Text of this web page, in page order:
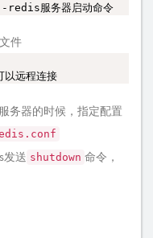
服务器启动命令
件
远程连接
务器的时候，指定配置
发送 shutdown 命令，